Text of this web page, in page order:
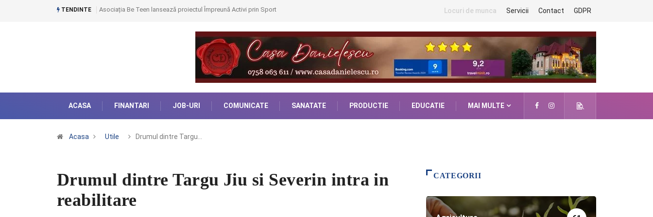
TENDINTE Asociația Be Teen lansează proiectul Împreună Activi prin Sport Locuri de munca Servicii Contact GDPR
ACASA FINANTARI JOB-URI COMUNICATE SANATATE PRODUCTIE EDUCATIE MAI MULTE
Acasa Utile Drumul dintre Targu…
Drumul dintre Targu Jiu si Severin intra in
reabilitare
CATEGORII